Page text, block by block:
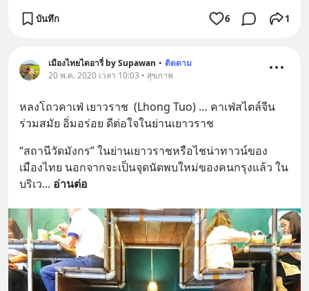
บันทึก 6 1
เมืองไทยไดอารี่ by Supawan • ติดตาม
20 พ.ค. 2020 เวลา 10:03 • สุขภาพ
หลงโถวคาเฟ่ เยาวราช  (Lhong Tuo) … คาเฟ่สไตล์จีน
ร่วมสมัย อิ่มอร่อย ดีต่อใจในย่านเยาวราช
“สถานีวัดมังกร” ในย่านเยาวราชหรือไชน่าทาวน์ของ
เมืองไทย นอกจากจะเป็นจุดนัดพบใหม่ของคนกรุงแล้ว ใน
บริเว... อ่านต่อ